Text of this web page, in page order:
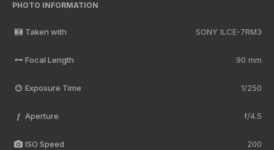
PHOTO INFORMATION
Taken with SONY ILCE-7RM3
Focal Length 90 mm
Exposure Time 1/250
f Aperture f/4.5
ISO Speed 200